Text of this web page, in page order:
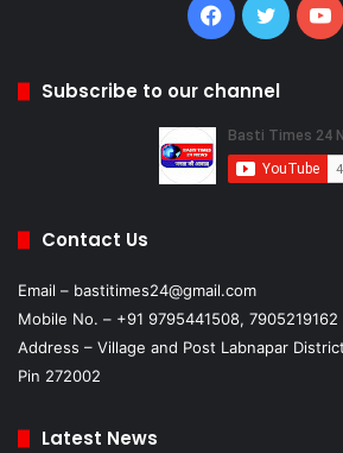
Facebook
Twitter
Subscribe to our channel
Contact Us
Email – bastitimes24@gmail.com
Mobile No. – +91 9795441508, 7905219162
Address – Village and Post Labnapar
Pin 272002
Latest News